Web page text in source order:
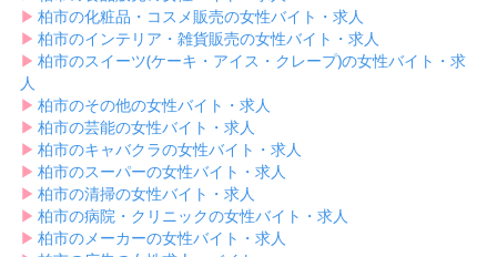
▶︎ 柏市の化粧品・コスメ販売の女性バイト・求人
▶︎ 柏市のインテリア・雑貨販売の女性バイト・求人
▶︎ 柏市のスイーツ(ケーキ・アイス・クレープ)の女性バイト・求
人
▶︎ 柏市のその他の女性バイト・求人
▶︎ 柏市の芸能の女性バイト・求人
▶︎ 柏市のキャバクラの女性バイト・求人
▶︎ 柏市のスーパーの女性バイト・求人
▶︎ 柏市の清掃の女性バイト・求人
▶︎ 柏市の病院・クリニックの女性バイト・求人
▶︎ 柏市のメーカーの女性バイト・求人